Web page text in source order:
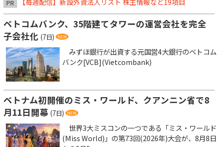
PR 【毎週配信】新設外資法人リスト 株主情報など19項目
ベトコムバンク、35階建てタワーの運営会社を完全
子会社化 (7日)
みずほ銀行が出資する元国営4大銀行のベトコム
バンク[VCB](Vietcombank)
ベトナム初開催のミス・ワールド、クアンニン省で8
月11日開幕 (7日)
世界3大ミスコンの一つである「ミス・ワールド
(Miss World)」の第73回(2026年)大会が、8月8日